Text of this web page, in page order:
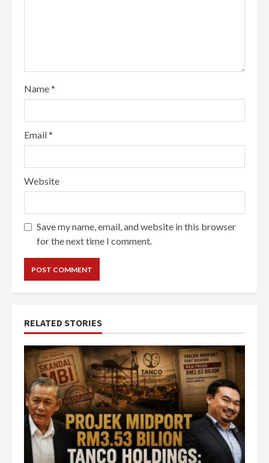
Name*
Email*
Website
Save my name, email, and website in this browser
for the next time I comment.
RELATED STORIES